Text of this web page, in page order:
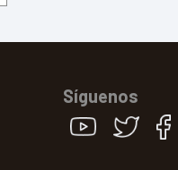
Síguenos